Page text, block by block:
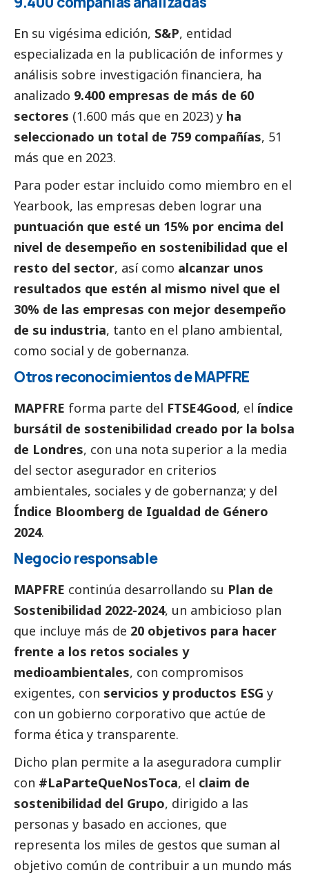
En su vigésima edición, S&P, entidad
especializada en la publicación de informes y
análisis sobre investigación financiera, ha
analizado 9.400 empresas de más de 60
sectores (1.600 más que en 2023) y ha
seleccionado un total de 759 compañías, 51
más que en 2023.
Para poder estar incluido como miembro en el
Yearbook, las empresas deben lograr una
puntuación que esté un 15% por encima del
nivel de desempeño en sostenibilidad que el
resto del sector, así como alcanzar unos
resultados que estén al mismo nivel que el
30% de las empresas con mejor desempeño
de su industria, tanto en el plano ambiental,
como social y de gobernanza.
Otros reconocimientos de MAPFRE
MAPFRE forma parte del FTSE4Good, el índice
bursátil de sostenibilidad creado por la bolsa
de Londres, con una nota superior a la media
del sector asegurador en criterios
ambientales, sociales y de gobernanza; y del
Índice Bloomberg de Igualdad de Género
2024.
Negocio responsable
MAPFRE continúa desarrollando su Plan de
Sostenibilidad 2022-2024, un ambicioso plan
que incluye más de 20 objetivos para hacer
frente a los retos sociales y
medioambientales, con compromisos
exigentes, con servicios y productos ESG y
con un gobierno corporativo que actúe de
forma ética y transparente.
Dicho plan permite a la aseguradora cumplir
con #LaParteQueNosToca, el claim de
sostenibilidad del Grupo, dirigido a las
personas y basado en acciones, que
representa los miles de gestos que suman al
objetivo común de contribuir a un mundo más